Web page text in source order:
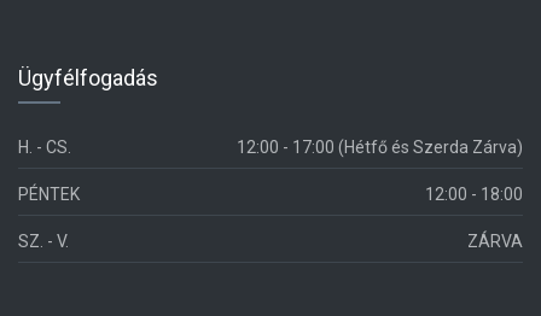
Ügyfélfogadás
H. - CS. 12:00 - 17:00 (Hétfő és Szerda Zárva)
PÉNTEK 12:00 - 18:00
SZ. - V. ZÁRVA